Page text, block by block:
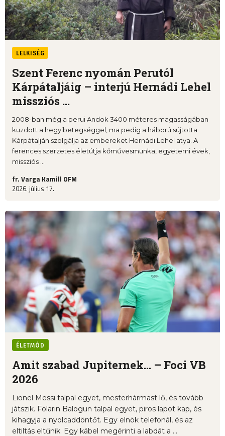
LELKISÉG
Szent Ferenc nyomán Perutól
Kárpátaljáig – interjú Hernádi Lehel
missziós ...
2008-ban még a perui Andok 3400 méteres magasságában
küzdött a hegyibetegséggel, ma pedig a háború sújtotta
Kárpátalján szolgálja az embereket Hernádi Lehel atya. A
ferences szerzetes életútja kőművesmunka, egyetemi évek,
missziós ...
fr. Varga Kamill OFM
2026. július 17.
ÉLETMÓD
Amit szabad Jupiternek... – Foci VB
2026
Lionel Messi talpal egyet, mesterhármast lő, és tovább
játszik. Folarin Balogun talpal egyet, piros lapot kap, és
kihagyja a nyolcaddöntőt. Egy elnök telefonál, és az
eltiltás eltűnik. Egy kábel megérinti a labdát a ...